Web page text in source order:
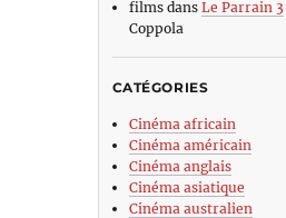
filmsdans Le Parrain 3
Coppola
CATÉGORIES
Cinéma africain
Cinéma américain
Cinéma anglais
Cinéma asiatique
Cinéma australien